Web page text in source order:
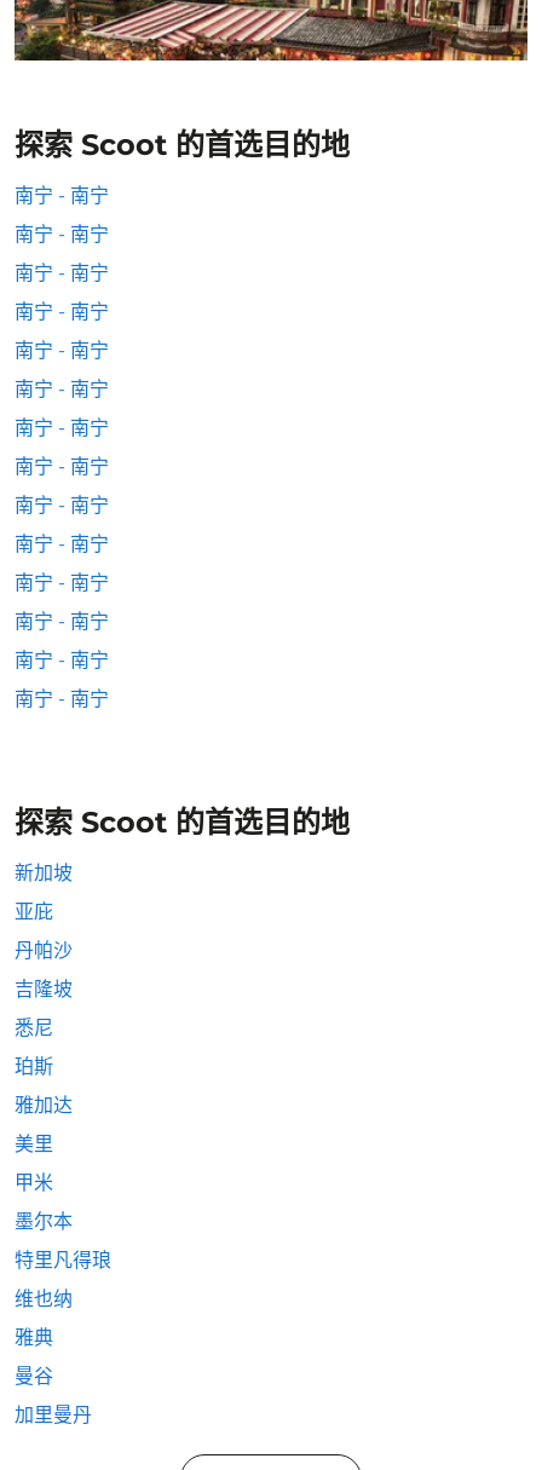
探索 Scoot 的首选目的地
南宁 - 南宁
南宁 - 南宁
南宁 - 南宁
南宁 - 南宁
南宁 - 南宁
南宁 - 南宁
南宁 - 南宁
南宁 - 南宁
南宁 - 南宁
南宁 - 南宁
南宁 - 南宁
南宁 - 南宁
南宁 - 南宁
南宁 - 南宁
探索 Scoot 的首选目的地
新加坡
亚庇
丹帕沙
吉隆坡
悉尼
珀斯
雅加达
美里
甲米
墨尔本
特里凡得琅
维也纳
雅典
曼谷
加里曼丹